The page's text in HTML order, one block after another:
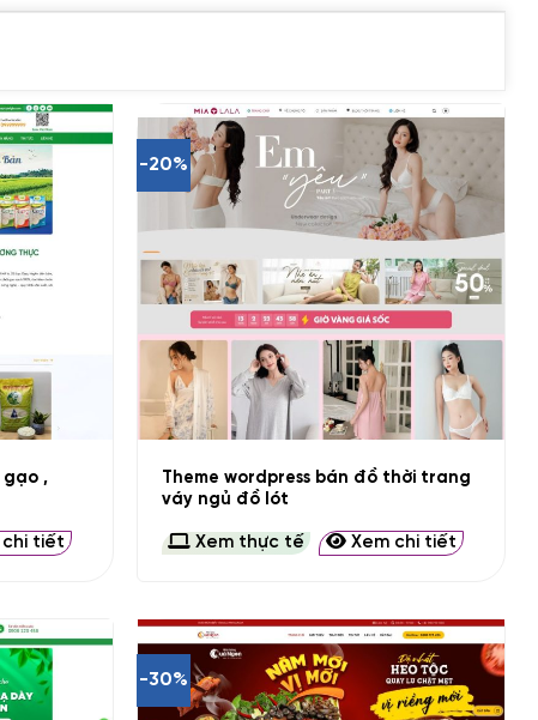
gạo ,
tiết
-20%
+
Theme wordpress bán đồ thời trang
váy ngủ đồ lót
Xem thực tế Xem chi tiết
-30%